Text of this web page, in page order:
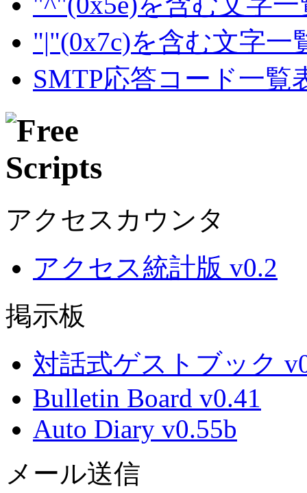
"|"(0x7c)を含む文字一
SMTP応答コード一覧
アクセスカウンタ
アクセス統計版 v0.2
掲示板
対話式ゲストブック
Bulletin Board v0.41
Auto Diary v0.55b
メール送信